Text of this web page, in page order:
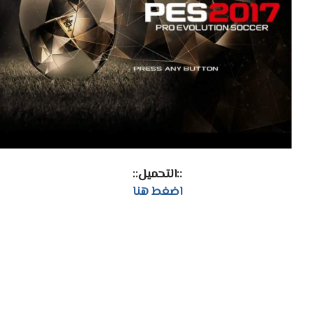
::التحميل::
اضغط هنا